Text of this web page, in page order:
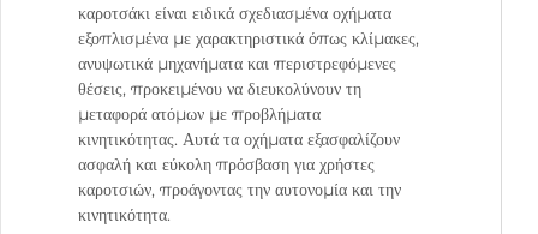
καροτσάκι είναι ειδικά σχεδιασμένα οχήματα
εξοπλισμένα με χαρακτηριστικά όπως κλίμακες,
ανυψωτικά μηχανήματα και περιστρεφόμενες
θέσεις, προκειμένου να διευκολύνουν τη
μεταφορά ατόμων με προβλήματα
κινητικότητας. Αυτά τα οχήματα εξασφαλίζουν
ασφαλή και εύκολη πρόσβαση για χρήστες
καροτσιών, προάγοντας την αυτονομία και την
κινητικότητα.